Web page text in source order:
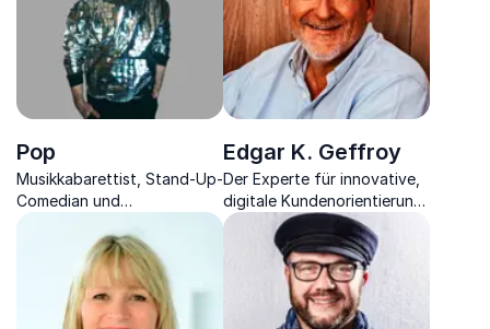
Pop
Musikkabarettist, Stand-Up-
Comedian und
humorvolle Seite der
Popmusik
Edgar K. Geffroy
Der Experte für innovative,
digitale Kundenorientierung
brennt für die Möglichkeiten
der Digitalisierung für
Unternehmen.